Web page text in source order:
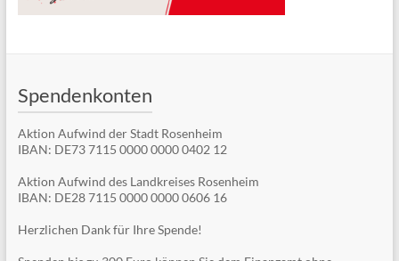
Spendenkonten
Aktion Aufwind der Stadt Rosenheim
IBAN: DE73 7115 0000 0000 0402 12
Aktion Aufwind des Landkreises Rosenheim
IBAN: DE28 7115 0000 0000 0606 16
Herzlichen Dank für Ihre Spende!